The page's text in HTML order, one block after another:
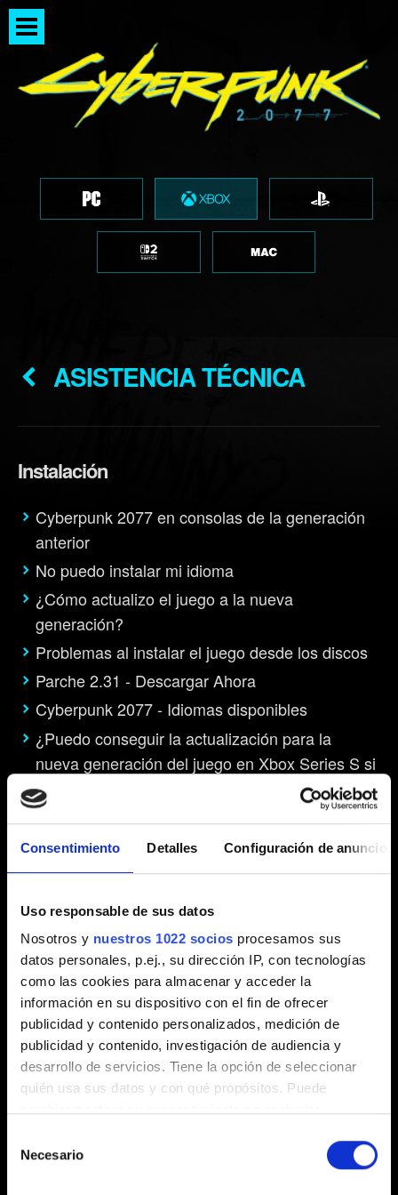
Consentimiento Detalles Configuración de anuncios
Uso responsable de sus datos
Nosotros y nuestros 1022 socios procesamos sus
datos personales, p.ej., su dirección IP, con tecnologías
como las cookies para almacenar y acceder la
información en su dispositivo con el fin de ofrecer
publicidad y contenido personalizados, medición de
publicidad y contenido, investigación de audiencia y
desarrollo de servicios. Tiene la opción de seleccionar
quién usa sus datos y con qué propósitos. Puede
el Menú de consentimiento.
Necesario
ASISTENCIA TÉCNICA
Instalación
Cyberpunk 2077 en consolas de la generación
anterior
No puedo instalar mi idioma
¿Cómo actualizo el juego a la nueva
generación?
Problemas al instalar el juego desde los discos
Parche 2.31 - Descargar Ahora
Cyberpunk 2077 - Idiomas disponibles
¿Puedo conseguir la actualización para la
nueva generación del juego en Xbox Series S si
tengo la copia en disco para Xbox One?
Cyberpunk 2077 para Xbox Series X|S
Partidas guardadas
No se pueden crear nuevas partidas guardadas
Cómo usar el progreso multiplataforma
Espacios de guardado disponibles
Progreso multiplataforma en versiones del
juego con restricciones regionales*
No puedo guardar
Transferir partidas guardadas de Xbox One a
No puedo cargar mi partida guardada mediante